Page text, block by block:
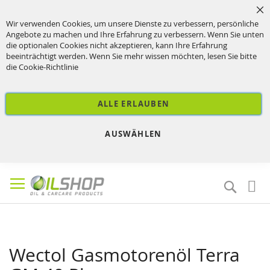
Wir verwenden Cookies, um unsere Dienste zu verbessern, persönliche
Angebote zu machen und Ihre Erfahrung zu verbessern. Wenn Sie unten
die optionalen Cookies nicht akzeptieren, kann Ihre Erfahrung
beeinträchtigt werden. Wenn Sie mehr wissen möchten, lesen Sie bitte
dieCookie-Richtlinie
ALLE ERLAUBEN
AUSWÄHLEN
zum
Inhalt
Suche
Wectol Gasmotorenöl Terra